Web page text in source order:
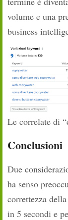
volume e una
business
Le correlate di
Conclusioni
Due
ha senso
correttezza
in 5 secondi e